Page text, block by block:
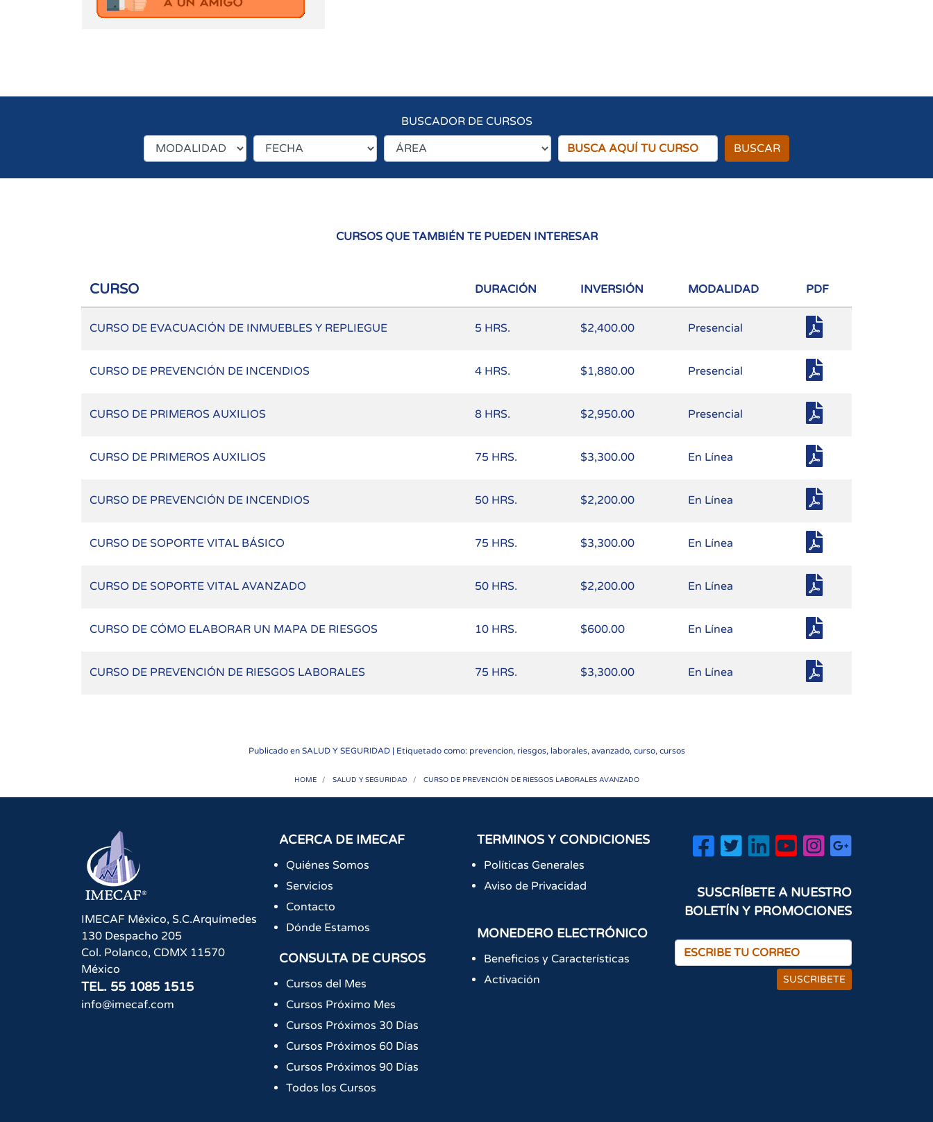
BUSCADOR DE CURSOS
BUSCAR
CURSOS QUE TAMBIÉN TE PUEDEN INTERESAR
CURSO DURACIÓN INVERSIÓN MODALIDAD PDF
CURSO DE EVACUACIÓN DE INMUEBLES Y REPLIEGUE 5 HRS. $2,400.00 Presencial
CURSO DE PREVENCIÓN DE INCENDIOS 4 HRS. $1,880.00 Presencial
CURSO DE PRIMEROS AUXILIOS 8 HRS. $2,950.00 Presencial
CURSO DE PRIMEROS AUXILIOS 75 HRS. $3,300.00 En Línea
CURSO DE PREVENCIÓN DE INCENDIOS 50 HRS. $2,200.00 En Línea
CURSO DE SOPORTE VITAL BÁSICO 75 HRS. $3,300.00 En Línea
CURSO DE SOPORTE VITAL AVANZADO 50 HRS. $2,200.00 En Línea
CURSO DE CÓMO ELABORAR UN MAPA DE RIESGOS 10 HRS. $600.00 En Línea
CURSO DE PREVENCIÓN DE RIESGOS LABORALES 75 HRS. $3,300.00 En Línea
Publicado en SALUD Y SEGURIDAD| Etiquetado como: prevencion, riesgos, laborales, avanzado, curso, cursos
HOME SALUD Y SEGURIDAD CURSO DE PREVENCIÓN DE RIESGOS LABORALES AVANZADO
IMECAF México, S.C.Arquímedes
130 Despacho 205
Col. Polanco, CDMX 11570
México
TEL. 55 1085 1515
info@imecaf.com
ACERCA DE IMECAF
Quiénes Somos
Servicios
Contacto
Dónde Estamos
CONSULTA DE CURSOS
Cursos del Mes
Cursos Próximo Mes
Cursos Próximos 30 Días
Cursos Próximos 60 Días
Cursos Próximos 90 Días
Todos los Cursos
TERMINOS Y CONDICIONES
Políticas Generales
Aviso de Privacidad
MONEDERO ELECTRÓNICO
Beneficios y Características
Activación
SUSCRÍBETE A NUESTRO
BOLETÍN Y PROMOCIONES
SUSCRIBETE